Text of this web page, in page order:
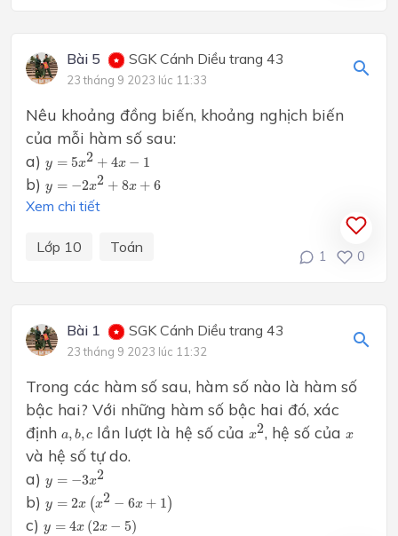
Bài 5 SGK Cánh Diều trang 43
23 tháng 9 2023 lúc 11:33
Nêu khoảng đồng biến, khoảng nghịch biến
của mỗi hàm số sau:
a) y = 5x2 + 4x − 1
2+
b) y = −2x2 + 8x + 6
y +
Xem chi tiết
Lớp 10 Toán
1 0
Bài 1 SGK Cánh Diều trang 43
23 tháng 9 2023 lúc 11:32
Trong các hàm số sau, hàm số nào là hàm số
bậc hai? Với những hàm số bậc hai đó, xác
định a, b,c
b lần lượt là hệ số củax2
2, hệ số củax
x
và hệ số tự do.
a) y = −3x2
=
b) y = 2x (x2 − 6x + 1)
y 2 −6
c) y = 4x (2x − 5)
y x (2x−